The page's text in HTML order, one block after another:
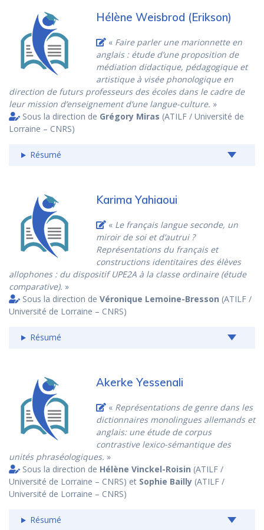
Hélène Weisbrod (Erikson)
« Faire parler une marionnette en
anglais : étude d’une proposition de
médiation didactique, pédagogique et
artistique à visée phonologique en
direction de futurs professeurs des écoles dans le cadre de
leur mission d’enseignement d’une langue-culture. »
Sous la direction de Grégory Miras (ATILF / Université de
Lorraine – CNRS)
Résumé
Karima Yahiaoui
« Le français langue seconde, un
miroir de soi et d’autrui ?
Représentations du français et
constructions identitaires des élèves
allophones : du dispositif UPE2A à la classe ordinaire (étude
comparative). »
Sous la direction de Véronique Lemoine-Bresson (ATILF /
Université de Lorraine – CNRS)
Résumé
Akerke Yessenali
« Représentations de genre dans les
dictionnaires monolingues allemands et
anglais: une étude de corpus
contrastive lexico-sémantique des
unités phraséologiques. »
Sous la direction de Hélène Vinckel-Roisin (ATILF /
Université de Lorraine – CNRS) et Sophie Bailly (ATILF /
Université de Lorraine – CNRS)
Résumé